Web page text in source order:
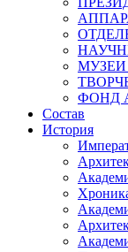
ФОНД
Состав
История